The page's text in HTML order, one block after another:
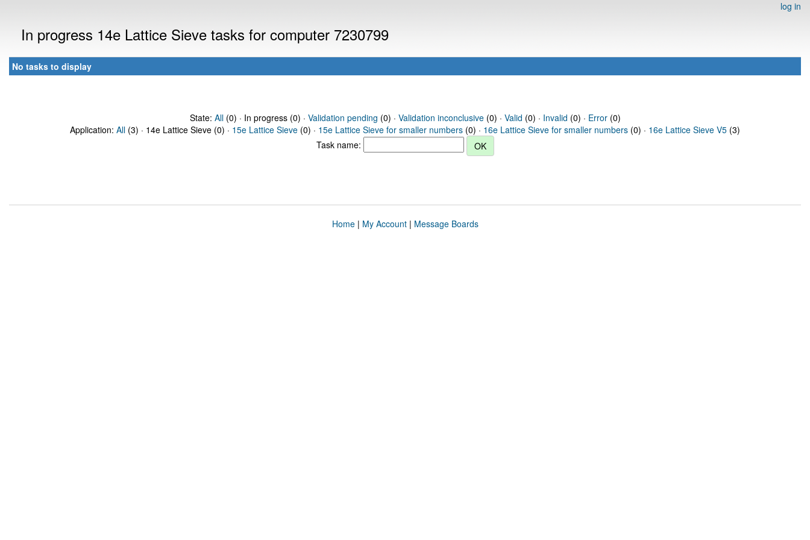
log in
In progress 14e Lattice Sieve tasks for computer 7230799
No tasks to display
State: All(0) · In progress (0) · Validation pending (0) · Validation inconclusive(0) · Valid (0) · Invalid (0) · Error(0)
Application: All (3) · 14e Lattice Sieve (0) · 15e Lattice Sieve (0) · 15e Lattice Sieve for smaller numbers (0) · 16e Lattice Sieve for smaller numbers (0) · 16e Lattice Sieve V5 (3)
Task name:
Home| My Account| Message Boards